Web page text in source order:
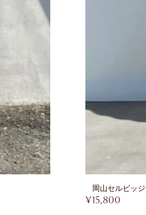
岡山セルビッ
¥15,800